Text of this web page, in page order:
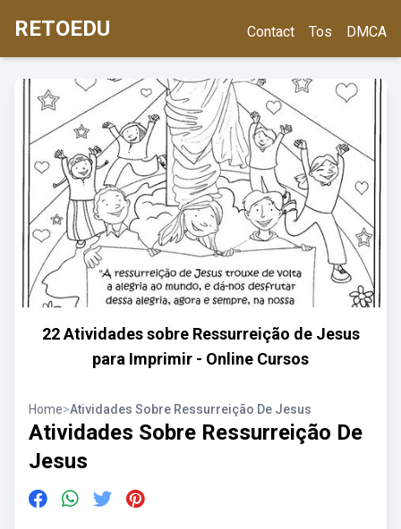
RETOEDU Contact Tos DMCA
22 Atividades sobre Ressurreição de Jesus
para Imprimir - Online Cursos
Home>Atividades Sobre Ressurreição De Jesus
Atividades Sobre Ressurreição De
Jesus